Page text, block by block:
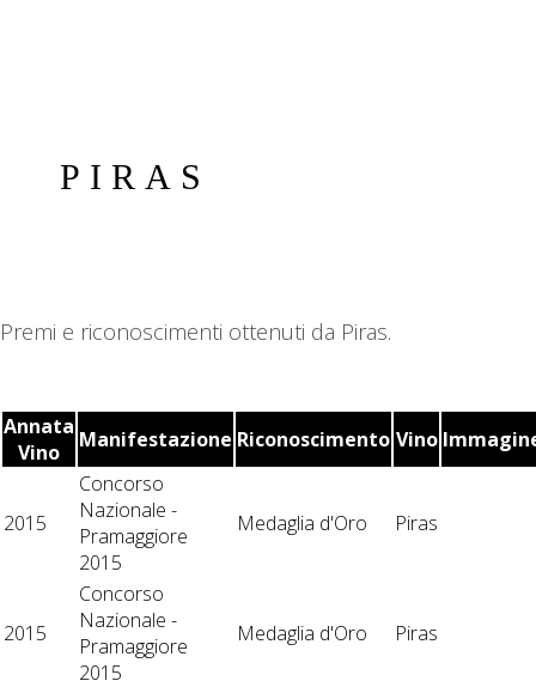
PIRAS
Premi e riconoscimenti ottenuti da Piras.
Annata
Vino
Manifestazione Riconoscimento Vino
2015
Concorso
Nazionale -
Pramaggiore
2015
Medaglia d'Oro Piras
2015
Concorso
Nazionale -
Pramaggiore
2015
Medaglia d'Oro Piras